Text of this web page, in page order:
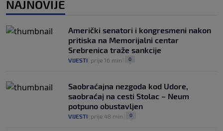
NOGOMET
NAJNOVIJE
Američki senatori i kongresmeni nakon
pritiska na Memorijalni centar
Srebrenica traže sankcije
VIJESTI prije 16 min 0
Saobraćajna nezgoda kod Udore,
saobraćaj na cesti Stolac – Neum
potpuno obustavljen
VIJESTI prije 48 min 0